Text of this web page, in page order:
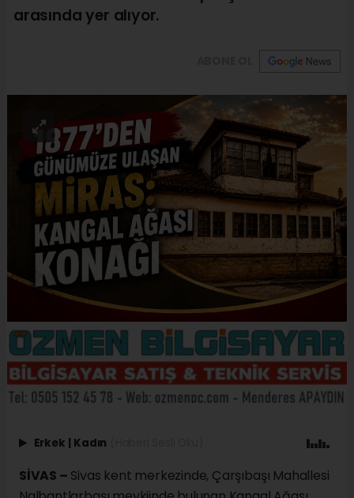
arasında yer alıyor.
Erkek | Kadın
SİVAS – Sivas kent merkezinde, Çarşıbaşı Mahallesi